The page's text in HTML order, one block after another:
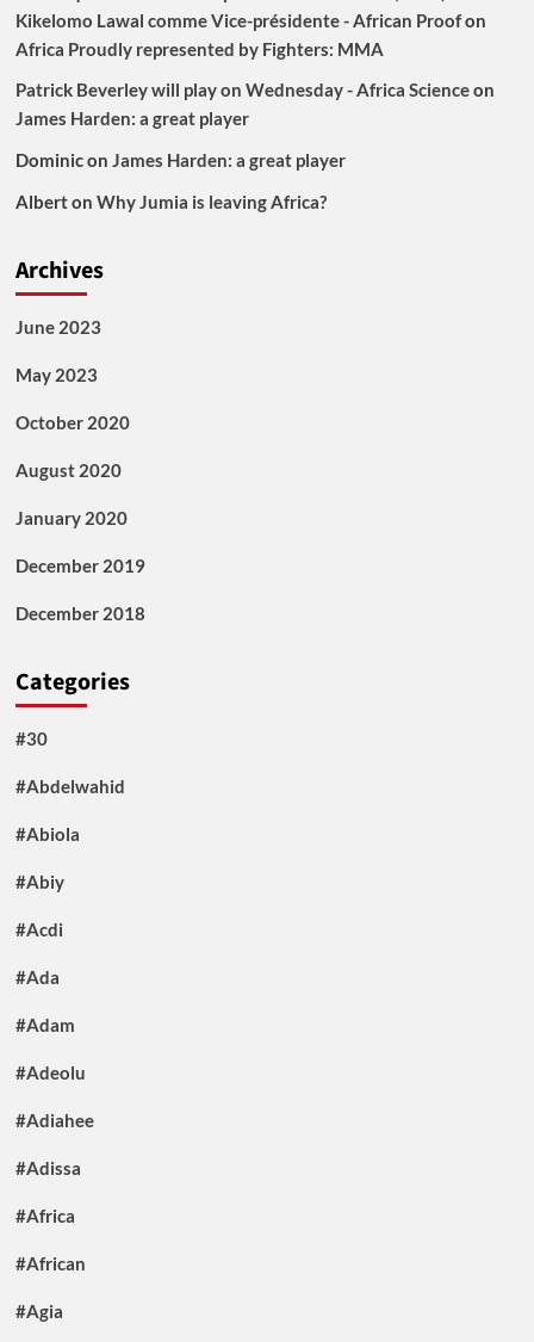
Kikelomo Lawal comme Vice-présidente - African Proofon
Africa Proudly represented by Fighters: MMA
Patrick Beverley will play on Wednesday - Africa Scienceon
James Harden: a great player
Dominicon James Harden: a great player
Alberton Why Jumia is leaving Africa?
Archives
June 2023
May 2023
October 2020
August 2020
January 2020
December 2019
December 2018
Categories
#30
#Abdelwahid
#Abiola
#Abiy
#Acdi
#Ada
#Adam
#Adeolu
#Adiahee
#Adissa
#Africa
#African
#Agia